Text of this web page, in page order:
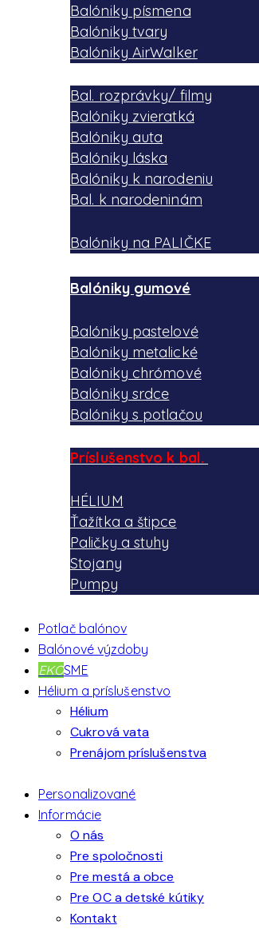
Balóniky písmena
Balóniky tvary
Balóniky AirWalker
Bal. rozprávky/ filmy
Balóniky zvieratká
Balóniky auta
Balóniky láska
Balóniky k narodeniu
Bal. k narodeninám
Balóniky na PALIČKE
Balóniky gumové
Balóniky pastelové
Balóniky metalické
Balóniky chrómové
Balóniky srdce
Balóniky s potlačou
Príslušenstvo k bal.
HÉLIUM
Ťažítka a štipce
Paličky a stuhy
Stojany
Pumpy
Potlač balónov
Balónové výzdoby
EKOSME
Hélium a príslušenstvo
Hélium
Cukrová vata
Prenájom príslušenstva
Personalizované
Informácie
O nás
Pre spoločnosti
Pre mestá a obce
Pre OC a detské kútiky
Kontakt